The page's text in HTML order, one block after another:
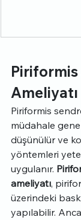
Ameliyatı
Piriformis
müdahale
düşünülür ve
yöntemleri
uygulanır.
ameliyatı,
üzerindeki
yapılabilir.